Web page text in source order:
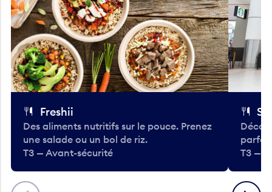
Précédent
Freshii
Des aliments nutritifs sur le pouce. Prenez
une salade ou un bol de riz.
T3 — Avant-sécurité
T3 —
Suivant